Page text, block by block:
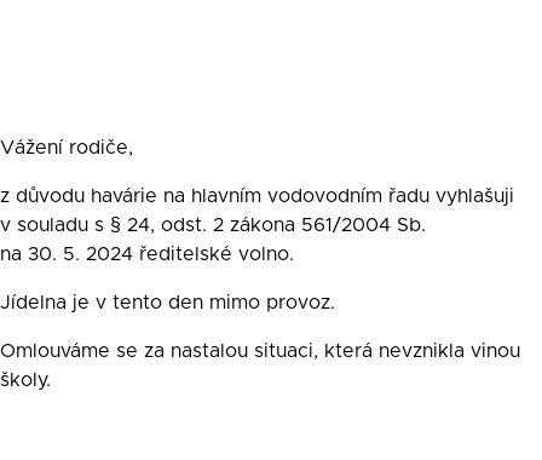
Vážení rodiče,
z důvodu havárie na hlavním vodovodním řadu vyhlašuji
v souladu s § 24, odst. 2 zákona 561/2004 Sb.
na 30. 5. 2024 ředitelské volno.
Jídelna je v tento den mimo provoz.
Omlouváme se za nastalou situaci, která nevznikla vinou
školy.